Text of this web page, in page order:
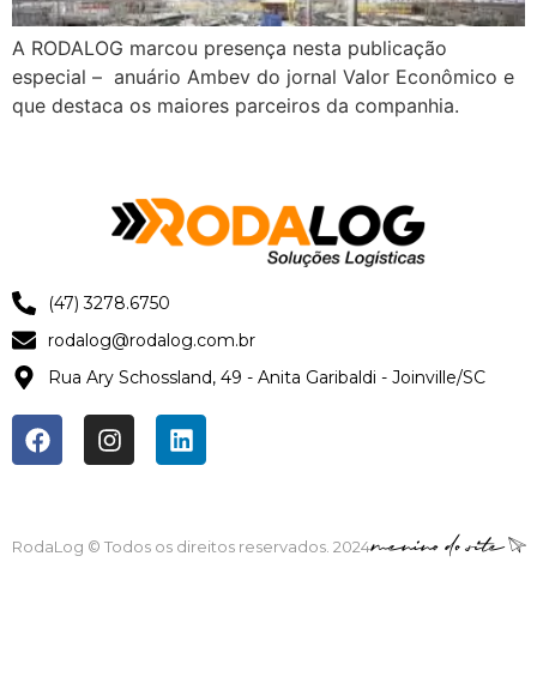
A RODALOG marcou presença nesta publicação
especial – anuário Ambev do jornal Valor Econômico e
que destaca os maiores parceiros da companhia.
(47) 3278.6750
rodalog@rodalog.com.br
Rua Ary Schossland, 49 - Anita Garibaldi - Joinville/SC
RodaLog © Todos os direitos reservados. 2024